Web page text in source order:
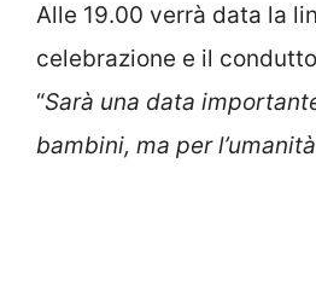
Alle 19.00 verrà data la
celebrazione e il
“Sarà una data
bambini, ma per